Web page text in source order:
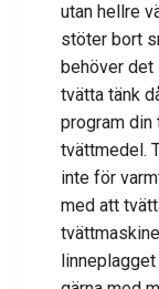
utan hellre
stöter bort
behöver
tvätta tänk
program din
tvättmedel.
inte för
med att